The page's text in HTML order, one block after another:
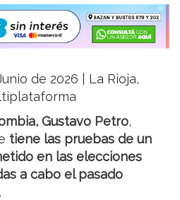
de 2026 | La Rioja,
Gustavo Petro,
tiene las pruebas de un
en las elecciones
a cabo el pasado
.